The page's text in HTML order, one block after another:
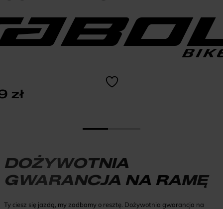
zł
DOŻYWOTNIA
GWARANCJA NA RAMĘ
Ty ciesz się jazdą, my zadbamy o resztę. Dożywotnia gwarancja na